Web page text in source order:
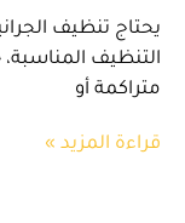
يحتاج تنظيف
التنظيف
متراكمة أو
قراءة المزيد »